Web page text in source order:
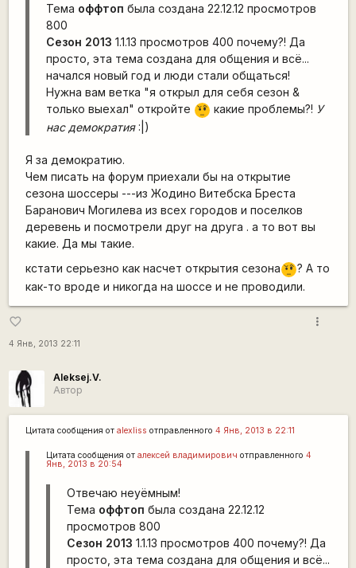
Тема оффтоп была создана 22.12.12 просмотров
800
Сезон 2013 1.1.13 просмотров 400 почему?! Да
просто, эта тема создана для общения и всё...
начался новый год и люди стали общаться!
Нужна вам ветка "я открыл для себя сезон &
только выехал" откройте ??? какие проблемы?! У
нас демократия:|)
Я за демократию.
Чем писать на форум приехали бы на открытие
сезона шоссеры ---из Жодино Витебска Бреста
Баранович Могилева из всех городов и поселков
деревень и посмотрели друг на друга . а то вот вы
какие. Да мы такие.
кстати серьезно как насчет открытия сезона???? А то
как-то вроде и никогда на шоссе и не проводили.
favorite_border
4 Янв, 2013 22:11
more_vert
Aleksej.V.
Автор
Цитата сообщения от alexliss отправленного 4 Янв, 2013 в 22:11
Цитата сообщения от алексей владимирович отправленного 4
Янв, 2013 в 20:54
Отвечаю неуёмным!
Тема оффтоп была создана 22.12.12
просмотров 800
Сезон 2013 1.1.13 просмотров 400 почему?! Да
просто, эта тема создана для общения и всё...